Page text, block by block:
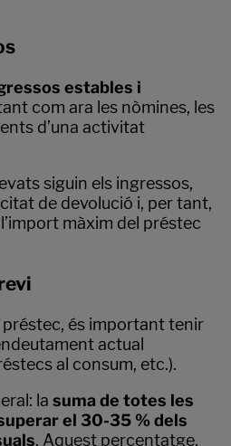
estables i
com ara les nòmines, les
d’una activitat
siguin els ingressos,
de devolució i, per tant,
màxim del préstec
préstec, és important tenir
actual
al consum, etc.).
la suma de totes les
el 30-35 % dels
. Aquest percentatge,